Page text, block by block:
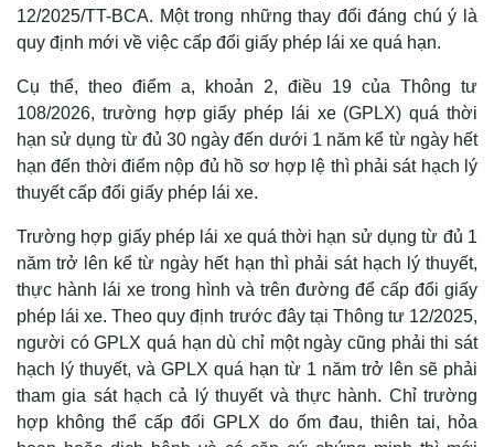
12/2025/TT-BCA. Một trong những thay đổi đáng chú ý là
quy định mới về việc cấp đổi giấy phép lái xe quá hạn.
Cụ thể, theo điểm a, khoản 2, điều 19 của Thông tư
108/2026, trường hợp giấy phép lái xe (GPLX) quá thời
hạn sử dụng từ đủ 30 ngày đến dưới 1 năm kể từ ngày hết
hạn đến thời điểm nộp đủ hồ sơ hợp lệ thì phải sát hạch lý
thuyết cấp đổi giấy phép lái xe.
Trường hợp giấy phép lái xe quá thời hạn sử dụng từ đủ 1
năm trở lên kể từ ngày hết hạn thì phải sát hạch lý thuyết,
thực hành lái xe trong hình và trên đường để cấp đổi giấy
phép lái xe. Theo quy định trước đây tại Thông tư 12/2025,
người có GPLX quá hạn dù chỉ một ngày cũng phải thi sát
hạch lý thuyết, và GPLX quá hạn từ 1 năm trở lên sẽ phải
tham gia sát hạch cả lý thuyết và thực hành. Chỉ trường
hợp không thể cấp đổi GPLX do ốm đau, thiên tai, hỏa